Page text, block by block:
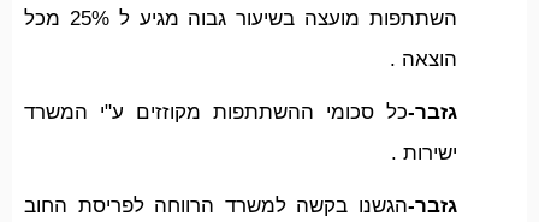
השתתפות מועצה בשיעור גבוה מגיע ל 25% מכל
הוצאה .
גזבר-כל סכומי ההשתתפות מקוזזים ע"י המשרד
ישירות .
גזבר-הגשנו בקשה למשרד הרווחה לפריסת החוב